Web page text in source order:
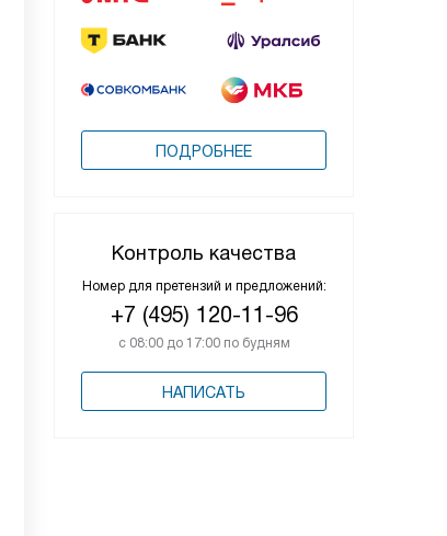
ПОДРОБНЕЕ
Контроль качества
Номер для претензий и предложений:
+7 (495) 120-11-96
с 08:00 до 17:00 по будням
НАПИСАТЬ